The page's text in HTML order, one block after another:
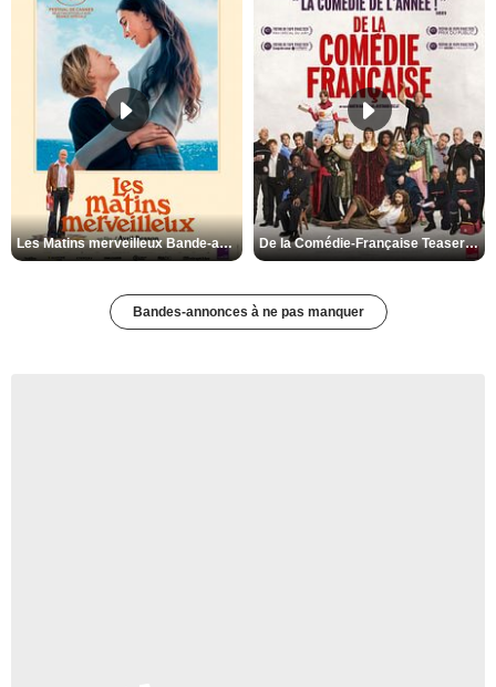
Les Matins merveilleux Bande-annonce VF De la Comédie-Française Teaser VF
Bandes-annonces à ne pas manquer